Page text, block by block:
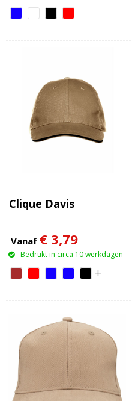
Clique Davis
Vanaf € 3,79
Bedrukt in circa 10 werkdagen